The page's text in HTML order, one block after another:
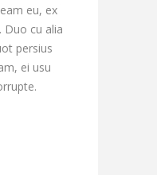
eu, ex
Duo cu alia
persius
ei usu